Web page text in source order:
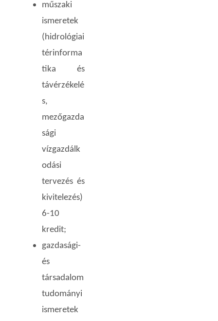
műszaki
ismeretek
(hidrológiai
térinforma
tika és
távérzékelé
s,
mezőgazda
sági
vízgazdálk
odási
tervezés és
kivitelezés)
6-10
kredit;
gazdasági-
és
társadalom
tudományi
ismeretek